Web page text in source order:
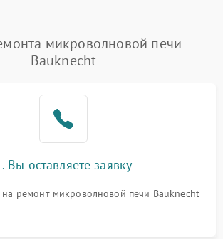
гари Подробнее →
2400 ₽ Подробнее →
2000 ₽
микроволновой печи
Bauknecht
Вы оставляете заявку
на ремонт микроволновой печи Bauknecht